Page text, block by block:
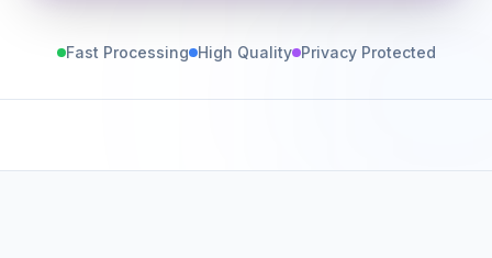
Fast Processing High Quality Privacy Protected